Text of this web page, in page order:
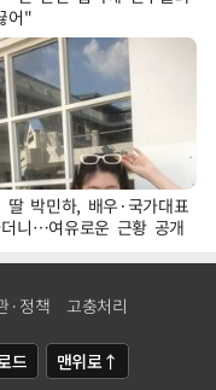
어"
딸 박민하, 배우·국가대표
니…여유로운 근황 공개
·정책 고충처리
드 맨위로↑